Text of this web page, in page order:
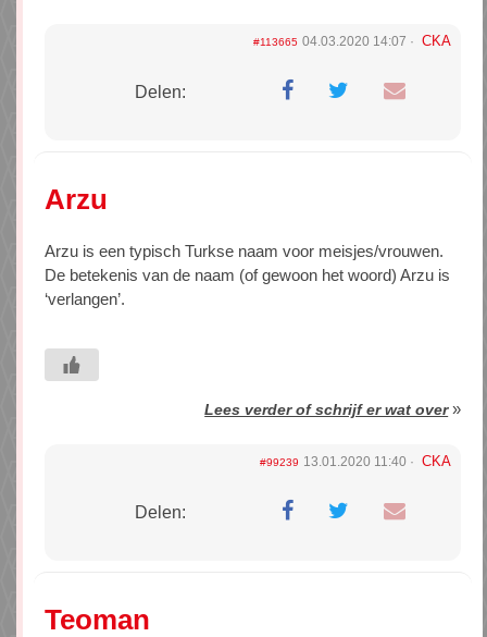
#113665 04.03.2020 14:07 CKA
Delen:
Arzu
Arzu is een typisch Turkse naam voor meisjes/vrouwen.
De betekenis van de naam (of gewoon het woord) Arzu is
‘verlangen’.
Lees verder of schrijf er wat over»
#99239 13.01.2020 11:40 CKA
Delen:
Teoman